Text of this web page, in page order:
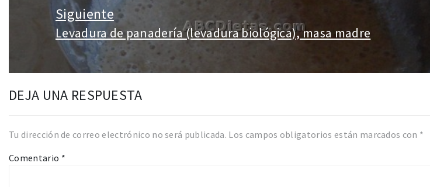
Siguiente
Entrada
siguiente:
Levadura de panadería (levadura biológica), masa madre
DEJA UNA RESPUESTA
Tu dirección de correo electrónico no será publicada. Los campos obligatorios están marcados con *
Comentario *